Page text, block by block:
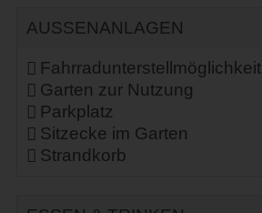
AUSSENANLAGEN
Fahrradunterstellmöglichkeit
Garten zur Nutzung
Parkplatz
Sitzecke im Garten
Strandkorb